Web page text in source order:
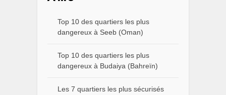
Top 10 des quartiers les plus
dangereux à Seeb (Oman)
Top 10 des quartiers les plus
dangereux à Budaiya (Bahreïn)
Les 7 quartiers les plus sécurisés